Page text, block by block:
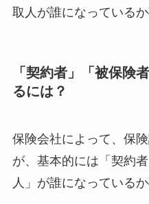
取人が誰になっているか
「契約者」「被保険
るには？
保険会社によって、保
が、基本的には「契約
人」が誰になっている